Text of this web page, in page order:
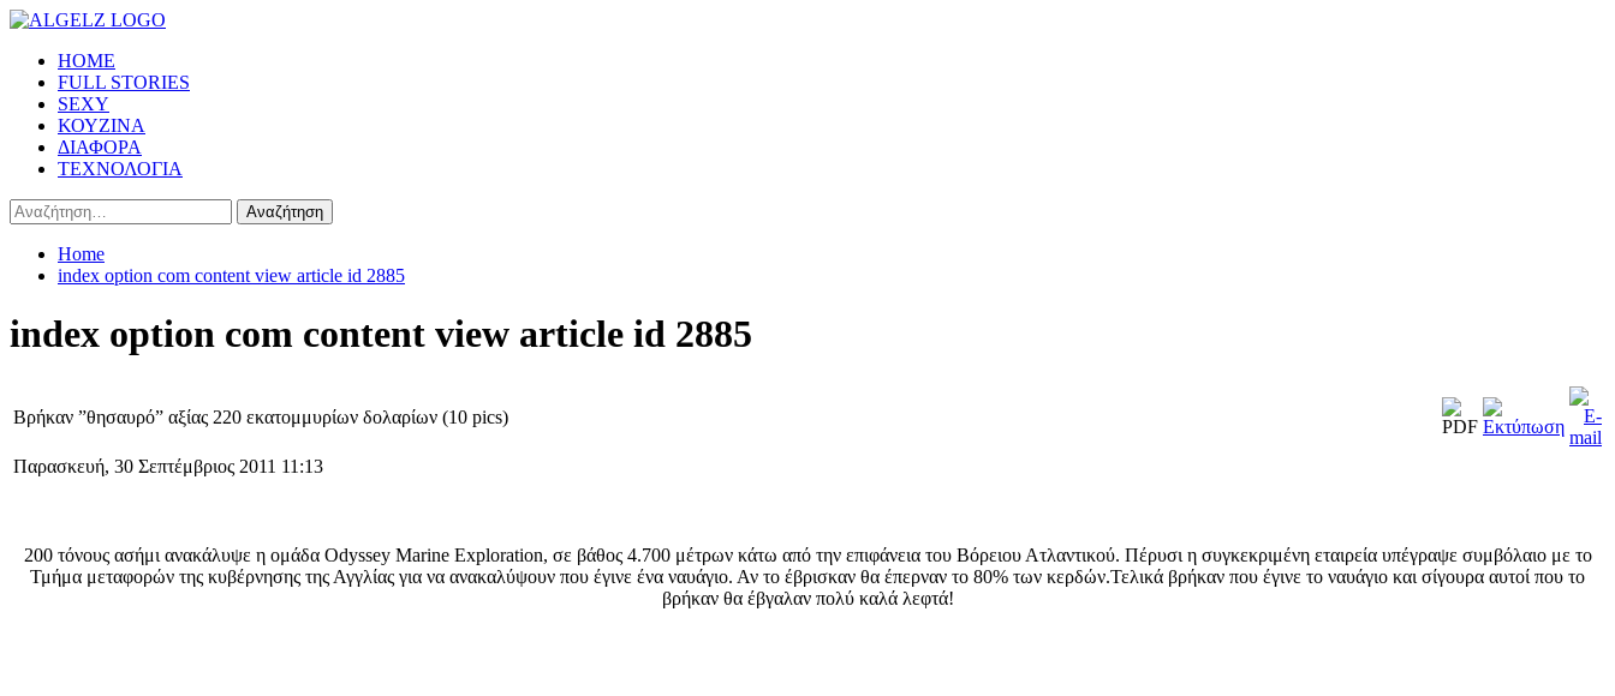
Skip
content
Primary
Menu
HOME
FULL STORIES
SEXY
ΚΟΥΖΙΝΑ
ΔΙΑΦΟΡΑ
ΤΕΧΝΟΛΟΓΙΑ
Αναζήτηση
για:
Home
index option com content view article id 2885
index option com content view article id 2885
Βρήκαν ”θησαυρό” αξίας 220 εκατομμυρίων δολαρίων (10 pics)
Παρασκευή, 30 Σεπτέμβριος 2011 11:13
200 τόνους ασήμι ανακάλυψε η ομάδα Odyssey Marine Exploration, σε βάθος 4.700 μέτρων κάτω από την επιφάνεια του Βόρειου Ατλαντικού. Πέρυσι η συγκεκριμένη εταιρεία υπέγραψε συμβόλαιο με το
Τμήμα μεταφορών της κυβέρνησης της Αγγλίας για να ανακαλύψουν που έγινε ένα ναυάγιο. Αν το έβρισκαν θα έπερναν το 80% των κερδών.Τελικά βρήκαν που έγινε το ναυάγιο και σίγουρα αυτοί που το
βρήκαν θα έβγαλαν πολύ καλά λεφτά!